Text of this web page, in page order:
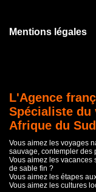
Mentions légales
L'Agence
Spécialiste du
Afrique du Sud
Vous aimez les voyages
sauvage, contempler des
Vous aimez les vacances
de sable fin ?
Vous aimez les étapes
Vous aimez les cultures